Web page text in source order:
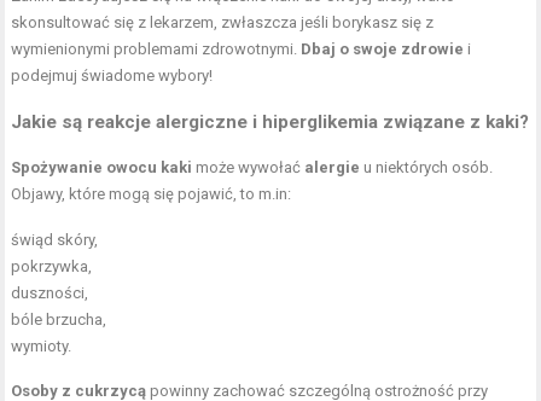
skonsultować się z lekarzem, zwłaszcza jeśli borykasz się z
wymienionymi problemami zdrowotnymi. Dbaj o swoje zdrowie i
podejmuj świadome wybory!
Jakie są reakcje alergiczne i hiperglikemia związane z kaki?
Spożywanie owocu kaki może wywołać alergie u niektórych osób.
Objawy, które mogą się pojawić, to m.in:
świąd skóry,
pokrzywka,
duszności,
bóle brzucha,
wymioty.
Osoby z cukrzycą powinny zachować szczególną ostrożność przy